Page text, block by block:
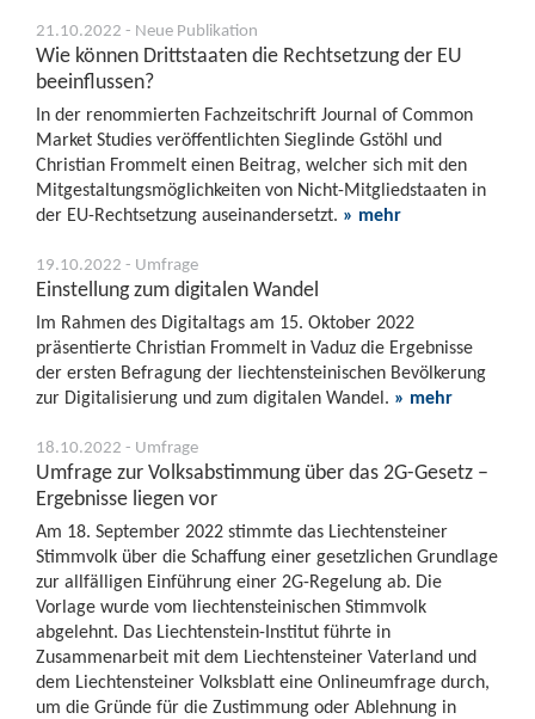
21.10.2022 - Neue Publikation
Wie können Drittstaaten die Rechtsetzung der EU
beeinflussen?
In der renommierten Fachzeitschrift Journal of Common
Market Studies veröffentlichten Sieglinde Gstöhl und
Christian Frommelt einen Beitrag, welcher sich mit den
Mitgestaltungsmöglichkeiten von Nicht-Mitgliedstaaten in
der EU-Rechtsetzung auseinandersetzt. » mehr
19.10.2022 - Umfrage
Einstellung zum digitalen Wandel
Im Rahmen des Digitaltags am 15. Oktober 2022
präsentierte Christian Frommelt in Vaduz die Ergebnisse
der ersten Befragung der liechtensteinischen Bevölkerung
zur Digitalisierung und zum digitalen Wandel. » mehr
18.10.2022 - Umfrage
Umfrage zur Volksabstimmung über das 2G-Gesetz –
Ergebnisse liegen vor
Am 18. September 2022 stimmte das Liechtensteiner
Stimmvolk über die Schaffung einer gesetzlichen Grundlage
zur allfälligen Einführung einer 2G-Regelung ab. Die
Vorlage wurde vom liechtensteinischen Stimmvolk
abgelehnt. Das Liechtenstein-Institut führte in
Zusammenarbeit mit dem Liechtensteiner Vaterland und
dem Liechtensteiner Volksblatt eine Onlineumfrage durch,
um die Gründe für die Zustimmung oder Ablehnung in